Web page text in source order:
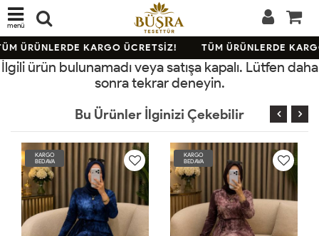
menü
ÜRÜNLERDE KARGO ÜCRETSİZ! TÜM ÜRÜNLERDE
İlgili ürün bulunamadı veya satışa kapalı. Lütfen daha
sonra tekrar deneyin.
Bu Ürünler İlginizi Çekebilir
KARGO
BEDAVA
KARGO
BEDAVA